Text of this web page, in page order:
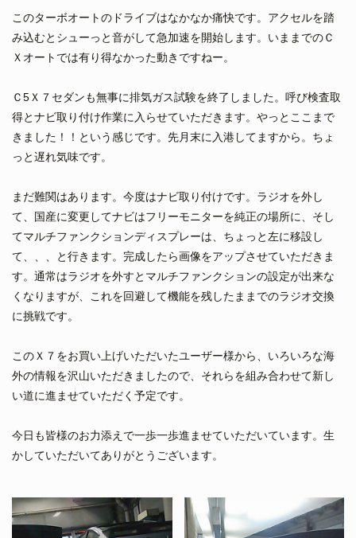
このターボオートのドライブはなかなか痛快です。アクセルを踏
み込むとシューっと音がして急加速を開始します。いままでのＣ
Ｘオートでは有り得なかった動きですねー。
Ｃ5Ｘ７セダンも無事に排気ガス試験を終了しました。呼び検査取
得とナビ取り付け作業に入らせていただきます。やっとここまで
きました！！という感じです。先月末に入港してますから。ちょ
っと遅れ気味です。
まだ難関はあります。今度はナビ取り付けです。ラジオを外し
て、国産に変更してナビはフリーモニターを純正の場所に、そし
てマルチファンクションディスプレーは、ちょっと左に移設し
て、、、と行きます。完成したら画像をアップさせていただきま
す。通常はラジオを外すとマルチファンクションの設定が出来な
くなりますが、これを回避して機能を残したままでのラジオ交換
に挑戦です。
このＸ７をお買い上げいただいたユーザー様から、いろいろな海
外の情報を沢山いただきましたので、それらを組み合わせて新し
い道に進ませていただく予定です。
今日も皆様のお力添えで一歩一歩進ませていただいています。生
かしていただいてありがとうございます。